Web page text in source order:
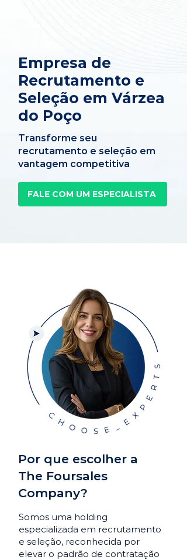
Empresa de
Recrutamento e
Seleção em Várzea
do Poço
Transforme seu
recrutamento e seleção em
vantagem competitiva
FALE COM UM ESPECIALISTA
Por que escolher a
The Foursales
Company?
Somos uma holding
especializada em recrutamento
e seleção, reconhecida por
elevar o padrão de contratação